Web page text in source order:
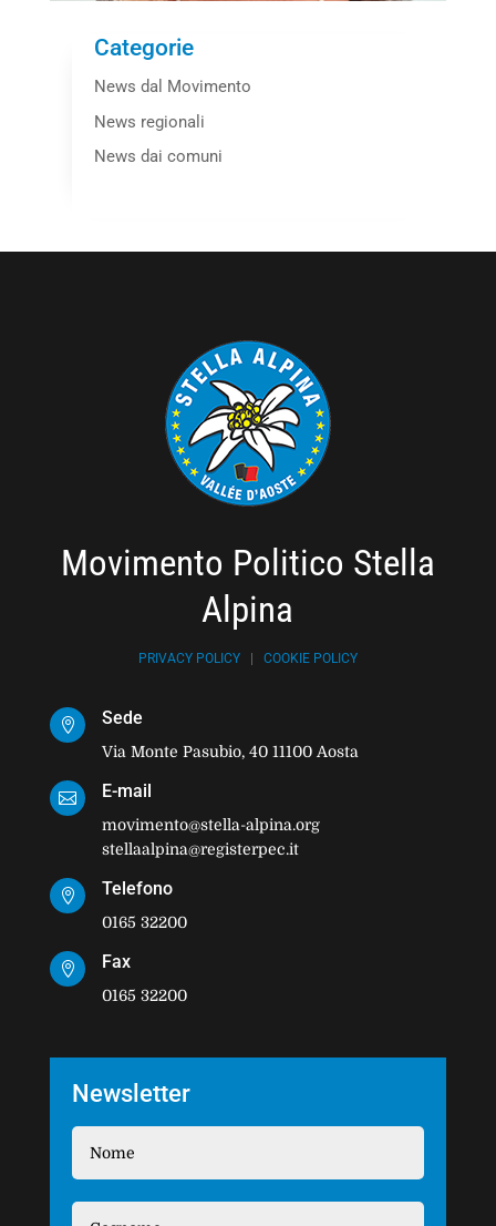
Categorie
News dal Movimento
News regionali
News dai comuni
Movimento Politico Stella
Alpina
PRIVACY POLICY| COOKIE POLICY
 Sede
Via Monte Pasubio, 40 11100 Aosta
 E-mail
movimento@stella-alpina.org
stellaalpina@registerpec.it
 Telefono
0165 32200
 Fax
0165 32200
Newsletter